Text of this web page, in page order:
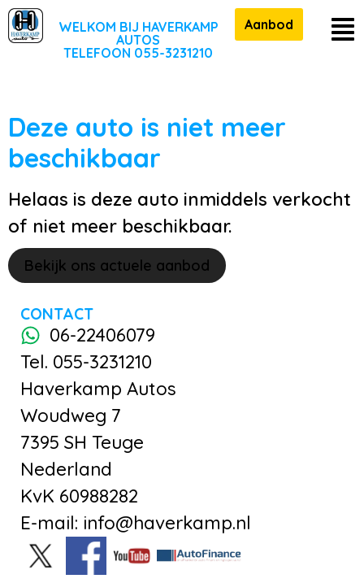
WELKOM BIJ HAVERKAMP
AUTOS
TELEFOON 055-3231210
Aanbod
Deze auto is niet meer
beschikbaar
Helaas is deze auto inmiddels verkocht
of niet meer beschikbaar.
Bekijk ons actuele aanbod
CONTACT
06-22406079
Tel. 055-3231210
Haverkamp Autos
Woudweg 7
7395 SH Teuge
Nederland
KvK 60988282
E-mail: info@haverkamp.nl